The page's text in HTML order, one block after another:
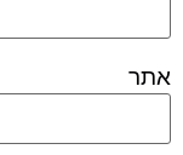
אתר